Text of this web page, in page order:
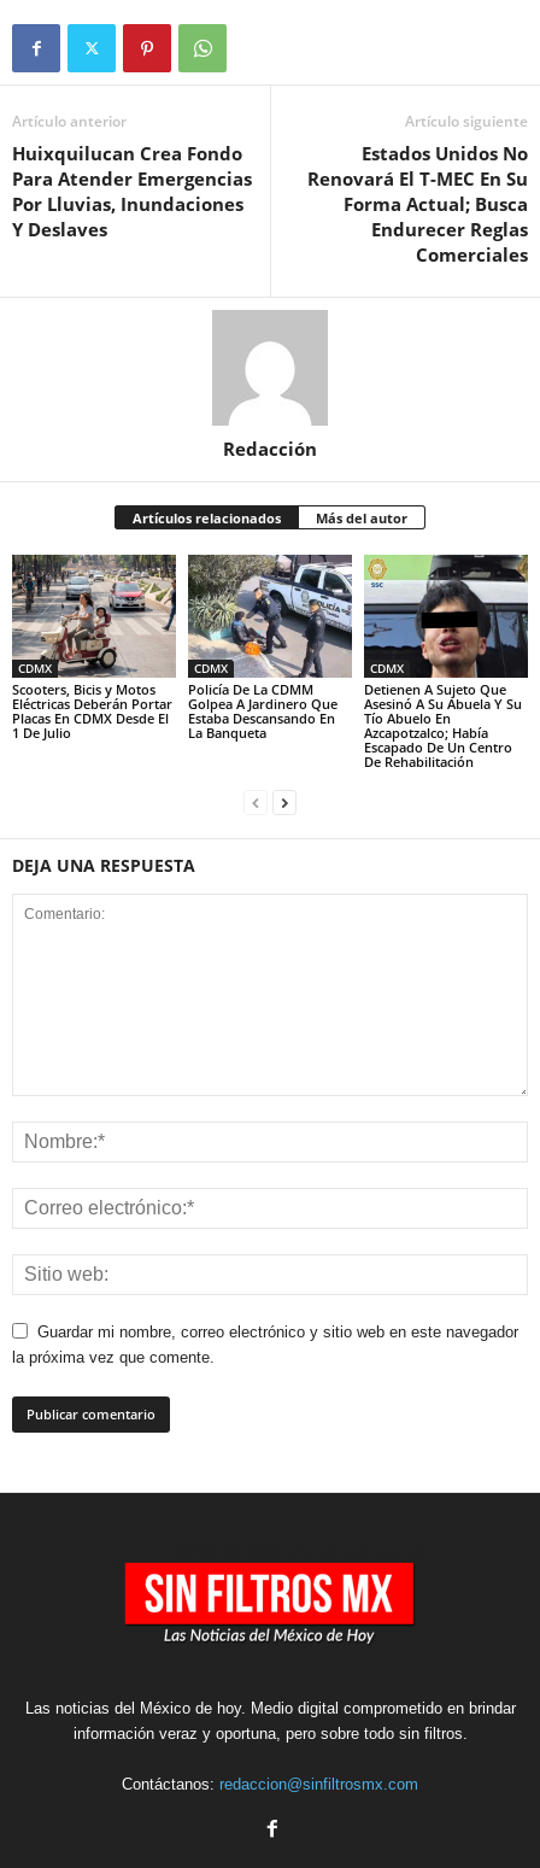
Artículo anterior
Huixquilucan Crea Fondo
Para Atender Emergencias
Por Lluvias, Inundaciones
Y Deslaves
Artículo siguiente
Estados Unidos No
Renovará El T-MEC En Su
Forma Actual; Busca
Endurecer Reglas
Comerciales
Redacción
Artículos relacionados Más del autor
CDMX
Scooters, Bicis y Motos
Eléctricas Deberán Portar
Placas En CDMX Desde El
1 De Julio
CDMX
Policía De La CDMM
Golpea A Jardinero Que
Estaba Descansando En
La Banqueta
CDMX
Detienen A Sujeto Que
Asesinó A Su Abuela Y Su
Tío Abuelo En
Azcapotzalco; Había
Escapado De Un Centro
De Rehabilitación
DEJA UNA RESPUESTA
Guardar mi nombre, correo electrónico y sitio web en este navegador
la próxima vez que comente.
Las noticias del México de hoy. Medio digital comprometido en brindar
información veraz y oportuna, pero sobre todo sin filtros.
Contáctanos: redaccion@sinfiltrosmx.com